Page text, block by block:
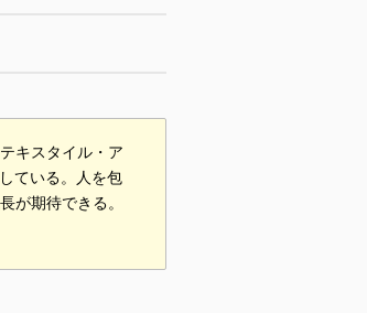
キスタイル・ア
ている。人を包
が期待できる。